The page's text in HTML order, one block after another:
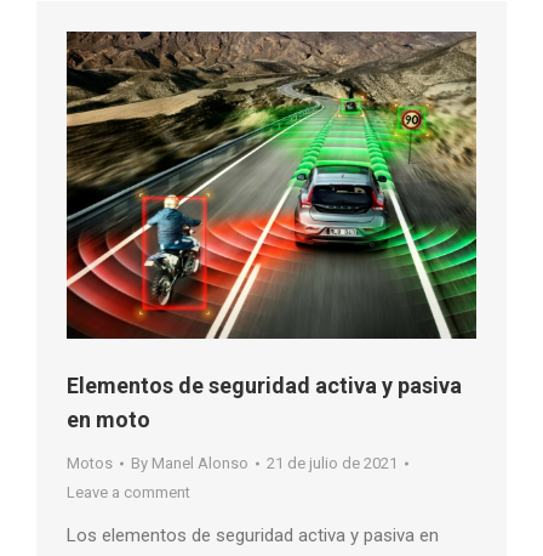
Elementos de seguridad activa y pasiva
en moto
Motos By Manel Alonso
21 de julio de 2021
Leave a comment
Los elementos de seguridad activa y pasiva en